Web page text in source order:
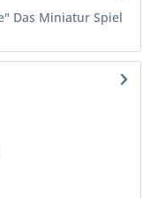
Das Miniatur Spiel